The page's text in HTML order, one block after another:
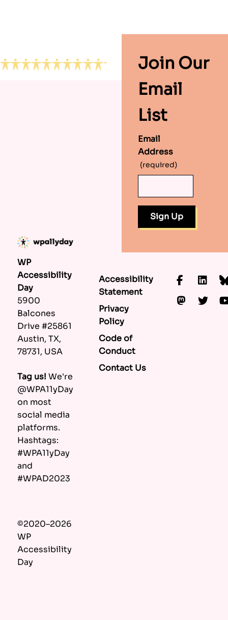
Join Our
Email
List
Email
Address
(required)
WP
Accessibility
Day
5900
Balcones
Drive #25861
Austin, TX,
78731, USA
Tag us! We're
@WPA11yDay
on most
social media
platforms.
Hashtags:
#WPA11yDay
and
#WPAD2023
©2020–2026
WP
Accessibility
Day
Accessibility
Statement
Privacy
Policy
Code of
Conduct
Contact Us